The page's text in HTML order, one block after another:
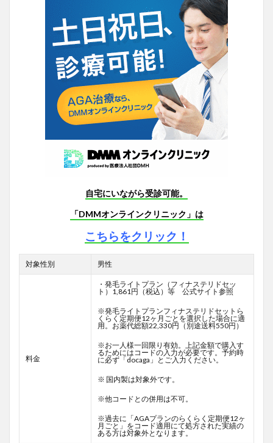
自宅にいながら受診可能。
「DMMオンラインクリニック」は
こちらをクリック！
対象性別 男性
料金
・発毛ライトプラン（フィナステリドセッ
ト）1,861円（税込）等 公式サイト参照
※発毛ライトプランフィナステリドセットら
くらく定期便12ヶ月ごとを選択した場合に適
用。お薬代総額22,330円（別途送料550円）
※お一人様一回限り有効。上記金額で購入す
るためにはコードの入力が必要です。予約時
に必ず「docaga」とご入力ください。
※ 国内製は対象外です。
※他コードとの併用は不可。
※過去に「AGAプランのらくらく定期便12ヶ
月ごと」をコード適用にて処方された実績の
ある方は対象外となります。